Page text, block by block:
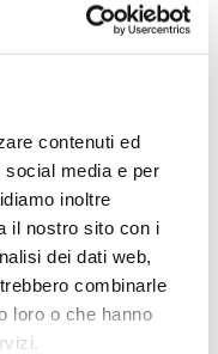
contenuti ed
social media e per
inoltre
il nostro sito con i
dei dati web,
combinarle
loro o che hanno